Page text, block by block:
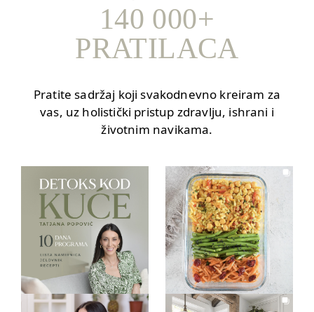
140 000+
PRATILACA
Pratite sadržaj koji svakodnevno kreiram za
vas, uz holistički pristup zdravlju, ishrani i
životnim navikama.